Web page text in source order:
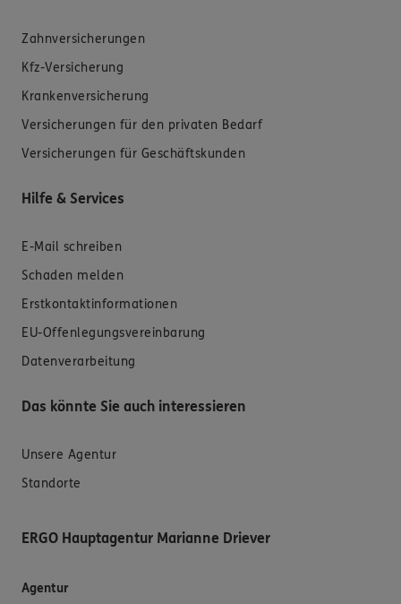
Zahnversicherungen
Kfz-Versicherung
Krankenversicherung
Versicherungen für den privaten Bedarf
Versicherungen für Geschäftskunden
Hilfe & Services
E-Mail schreiben
Schaden melden
Erstkontaktinformationen
EU-Offenlegungsvereinbarung
Datenverarbeitung
Das könnte Sie auch interessieren
Unsere Agentur
Standorte
ERGO Hauptagentur Marianne Driever
Agentur